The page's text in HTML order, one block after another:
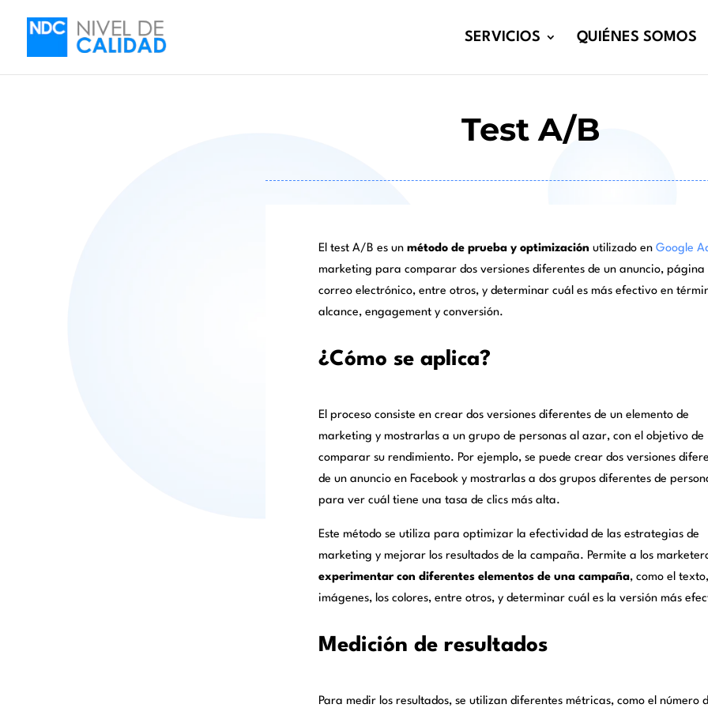
SERVICIOS QUIÉNES SOMOS
Test A/B
El test A/B es unmétodo de prueba y optimización utilizado enGoogle
marketing para comparar dos versiones diferentes de un anuncio, página
correo electrónico, entre otros, y determinar cuál es más efectivo en
alcance, engagement y conversión.
¿Cómo se aplica?
El proceso consiste en crear dos versiones diferentes de un elemento de
marketing y mostrarlas a un grupo de personas al azar, con el objetivo de
comparar su rendimiento. Por ejemplo, se puede crear dos versiones
de un anuncio en Facebook y mostrarlas a dos grupos diferentes de
para ver cuál tiene una tasa de clics más alta.
Este método se utiliza para optimizar la efectividad de las estrategias de
marketing y mejorar los resultados de la campaña. Permite a los
experimentar con diferentes elementos de una campaña, como el
imágenes, los colores, entre otros, y determinar cuál es la versión más
Medición de resultados
Para medir los resultados, se utilizan diferentes métricas, como el número